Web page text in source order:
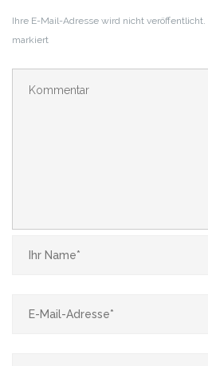
Ihre E-Mail-Adresse wird nicht veröffentlicht.
markiert